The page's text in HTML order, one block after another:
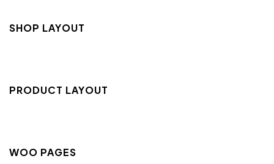
SHOP LAYOUT
PRODUCT LAYOUT
WOO PAGES